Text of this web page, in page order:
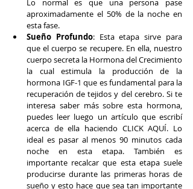
Lo normal es que una persona pase
aproximadamente el 50% de la noche en
esta fase.
Sueño Profundo: Esta etapa sirve para
que el cuerpo se recupere. En ella, nuestro
cuerpo secreta la Hormona del Crecimiento
la cual estimula la producción de la
hormona IGF-1 que es fundamental para la
recuperación de tejidos y del cerebro. Si te
interesa saber más sobre esta hormona,
puedes leer luego un artículo que escribí
acerca de ella haciendo CLICK AQUÍ. Lo
ideal es pasar al menos 90 minutos cada
noche en esta etapa. También es
importante recalcar que esta etapa suele
producirse durante las primeras horas de
sueño y esto hace que sea tan importante